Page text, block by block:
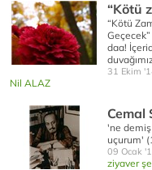
“Kötü
“Kötü
daa!
31 Ekim
Nil ALAZ
Cemal
'ne
uçurum'
09 Ocak
ziyaver